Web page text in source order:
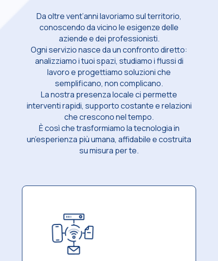
Da oltre vent’anni lavoriamo sul territorio,
conoscendo da vicino le esigenze delle
aziende e dei professionisti.
Ogni servizio nasce da un confronto diretto:
analizziamo i tuoi spazi, studiamo i flussi di
lavoro e progettiamo soluzioni che
semplificano, non complicano.
La nostra presenza locale ci permette
interventi rapidi, supporto costante e relazioni
che crescono nel tempo.
È così che trasformiamo la tecnologia in
un’esperienza più umana, affidabile e costruita
su misura per te.